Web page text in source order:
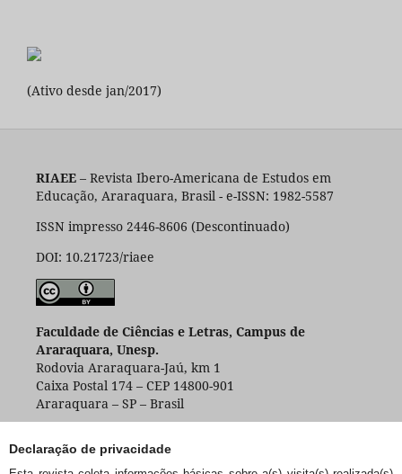
Declaração de privacidade
(Ativo desde jan/2017)
RIAEE– Revista Ibero-Americana de Estudos em
Educação, Araraquara, Brasil - e-ISSN: 1982-5587
ISSN impresso 2446-8606 (Descontinuado)
DOI: 10.21723/riaee
Faculdade de Ciências e Letras, Campus de
Araraquara, Unesp.
Rodovia Araraquara-Jaú, km 1
Caixa Postal 174 – CEP 14800-901
Araraquara – SP – Brasil